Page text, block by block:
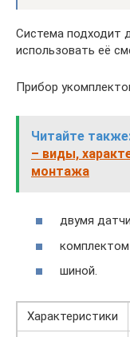
Система подходит
использовать её
Прибор
Читайте
– виды,
монтажа
двумя
шиной.
Характеристики